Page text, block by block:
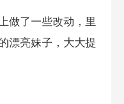
做了一些改动，里
漂亮妹子，大大提